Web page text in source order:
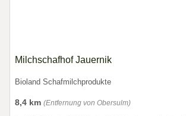
Milchschafhof Jauernik
Bioland Schafmilchprodukte
8,4 km (Entfernung von Obersulm)